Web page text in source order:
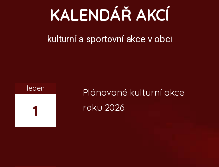
KALENDÁŘ AKCÍ
kulturní a sportovní akce v obci
leden
1
Plánované kulturní akce
roku 2026